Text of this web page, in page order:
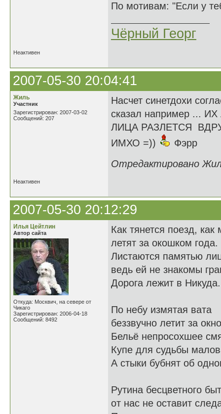
По мотивам: "Если у
Чёрный Георг
Неактивен
2007-05-30 20:04:41
Жиль
Участник
Зарегистрирован: 2007-03-02
Сообщений: 207
Насчет синетдохи
сказал например ...
ЛИЦА РАЗЛЕТСЯ
ИМХО =))
Фэрр
Отредактировано
Неактивен
2007-05-30 20:12:29
Илья Цейтлин
Автор сайта
Откуда: Москвич, на севере от
Чикаго
Зарегистрирован: 2006-04-18
Сообщений: 8492
Как тянется поезд, как
летят за окошком года.
Листаются памятью
ведь ей не знакомы
Дорога лежит в Никуда.
По небу измятая вата
беззвучно летит за
Бельё непросохшее
Купе для судьбы
А стыки бубнят об
Рутина бесцветного
от нас не оставит